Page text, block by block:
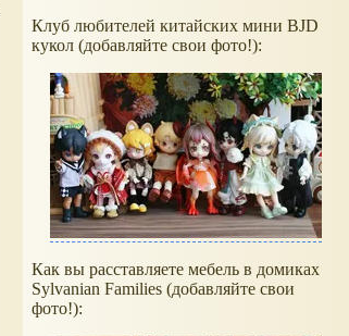
Клуб любителей китайских мини BJD
кукол (добавляйте свои фото!):
Как вы расставляете мебель в домиках
Sylvanian Families (добавляйте свои
фото!):